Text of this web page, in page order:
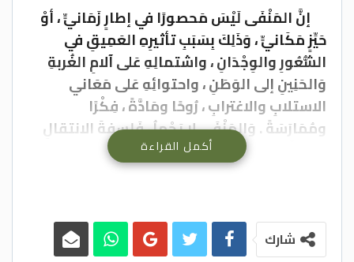
إنَّ المَنْفَى لَيْسَ مَحصورًا في إطارٍ زَمَانيٍّ ، أوْ
حَيِّزٍ مَكَانيٍّ ، وَذَلِكَ بِسَبَبِ تأثيرِهِ العَمِيقِ في
الشُّعُورِ والوِجْدَانِ ، واشتمالِهِ عَلى آلامِ الغُربةِ
وَالحَنِينِ إلى الوَطَنِ ، واحتوائِهِ عَلى مَعَاني
الاستلابِ والاغترابِ ، رُوحًا ومَادَّةً ، فِكْرًا
ومُمَارَسَةً . وَالمَنْفَى لا يَحْمِلُ فَلسفةَ الانتقالِ
في الزَّمَانِ فَحَسْب ، بَلْ أيضًا يَصْنَعُ زَمَانَهُ الخاص
الذي يَقُومُ عَلى صُوَرِ الذاكرةِ المُحَاصَرَةِ .
فَحَسْب ، بَلْ أيضًا يَصَنَعُ مَكَانَه الخاص الذي
يَقُومُ عَلى أحلامِ الوَطَنِ المَفْقُودِ . وهَكذا يُصبح
أكمل القراءة
شارك